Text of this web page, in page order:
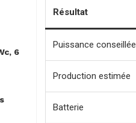
6
Résultat
Puissance conseillée
Production estimée
Batterie